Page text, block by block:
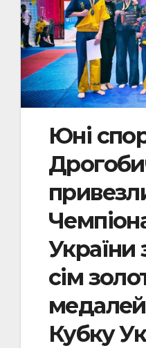
Юні
України
сім
медалей
Кубку